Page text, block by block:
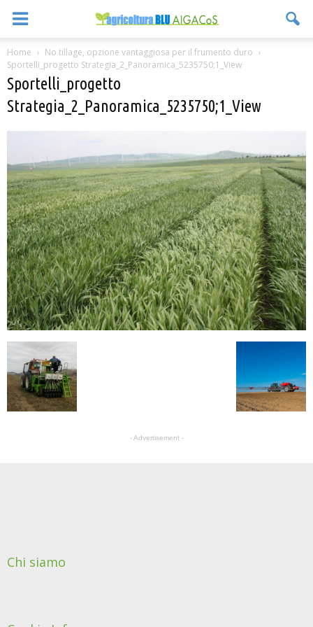
Home
No tillage, opzione vantaggiosa per il frumento duro
Sportelli_progetto Strategia_2_Panoramica_5235750;1_View
Sportelli_progetto
Strategia_2_Panoramica_5235750;1_View
- Advertisement -
Chi siamo